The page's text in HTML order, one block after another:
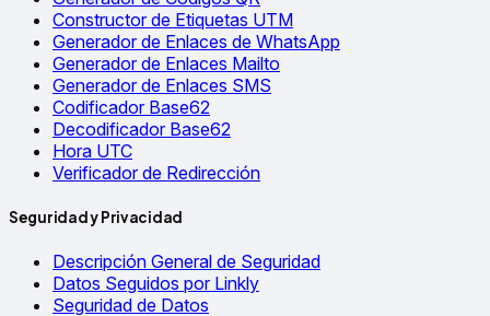
Constructor de Etiquetas UTM
Generador de Enlaces de WhatsApp
Generador de Enlaces Mailto
Generador de Enlaces SMS
Codificador Base62
Decodificador Base62
Hora UTC
Verificador de Redirección
Seguridad y Privacidad
Descripción General de Seguridad
Datos Seguidos por Linkly
Seguridad de Datos